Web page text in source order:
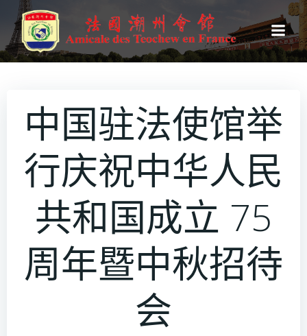
转
到
内
中国驻法使馆举
行庆祝中华人民
共和国成立 75
周年暨中秋招待
会